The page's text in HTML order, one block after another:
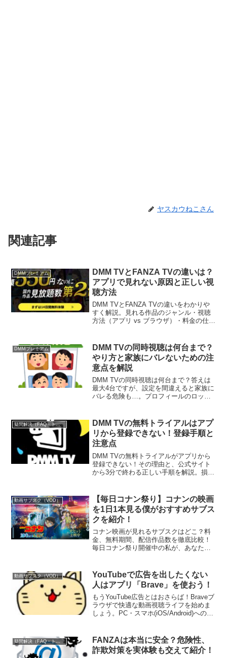
ヤスカウねこさん
関連記事
DMMプレミアム
DMM TVとFANZA TVの違いは？
アプリで見れない原因と正しい視
聴方法
DMM TVとFANZA TVの違いをわかりや
すく解説。見れる作品のジャンル・視聴
方法（アプリ vs ブラウザ）・料金の仕組
DMMプレミアム
DMM TVの同時視聴は何台まで？
やり方と家族にバレないための注
意点を解説
DMM TVの同時視聴は何台まで？答えは
最大4台ですが、設定を間違えると家族に
バレる危険も…。プロフィールのロック
ありません。
疑問解決（FAQ・トラブル系）
DMM TVの無料トライアルはアプ
リから登録できない！登録手順と
注意点
DMM TVの無料トライアルがアプリから
登録できない！その理由と、公式サイト
から3分で終わる正しい手順を解説。損を
動画サブスク（VOD）
【毎日コナン祭り】コナンの映画
を1日1本見る僕がおすすめサブス
クを紹介！
コナン映画が見れるサブスクはどこ？料
金、無料期間、配信作品数を徹底比較！
毎日コナン祭り開催中の私が、あなたに
動画サブスク（VOD）
YouTubeで広告を出したくない
人はアプリ「Brave」を使おう！
もうYouTube広告とはおさらば！Braveブ
ラウザで快適な動画視聴ライフを始めま
しょう。PC・スマホ(iOS/Android)へのイ
疑問解決（FAQ・トラブル系）
FANZAは本当に安全？危険性、
詐欺対策を実体験も交えて紹介！